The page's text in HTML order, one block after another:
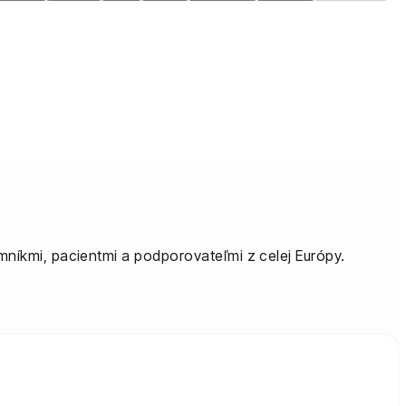
pacientmi a podporovateľmi z celej Európy.